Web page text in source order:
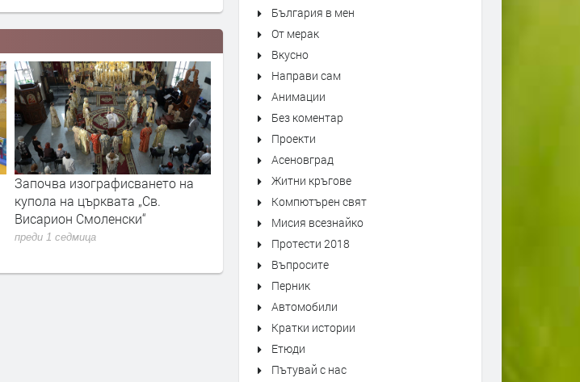
Започва изографисването на
купола на църквата „Св.
Висарион Смоленски“
преди 1 седмица
Уникален писмовник от Йоаким
Груев се съхранява в Държавен
архив - Смолян
преди 1 седмица
България в мен
От мерак
Вкусно
Направи сам
Анимации
Без коментар
Проекти
Асеновград
Житни кръгове
Компютърен свят
Мисия всезнайко
Протести 2018
Въпросите
Перник
Автомобили
Кратки истории
Етюди
Пътувай с нас